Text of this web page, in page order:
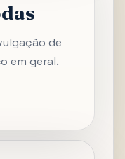
de
em geral.